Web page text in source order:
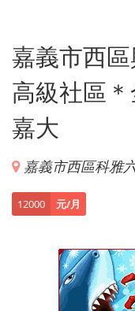
嘉義市西
高級社區
嘉大
嘉義市西區科雅
12000 元/月